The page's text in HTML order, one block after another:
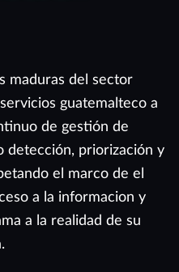
maduras del sector
guatemalteco a
de gestión de
detección, priorización y
el marco de el
a la informacion y
a la realidad de su